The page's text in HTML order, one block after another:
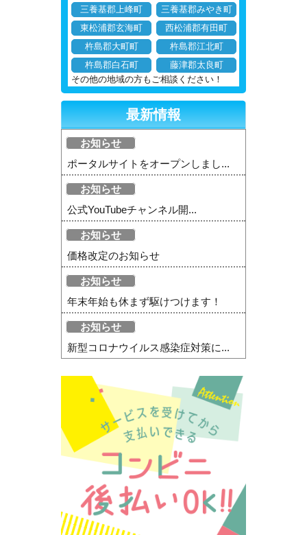
三養基郡上峰町
三養基郡みやき町
東松浦郡玄海町
西松浦郡有田町
杵島郡大町町
杵島郡江北町
杵島郡白石町
藤津郡太良町
その他の地域の方もご相談ください！
最新情報
お知らせ
ポータルサイトをオープンしまし...
お知らせ
公式YouTubeチャンネル開...
お知らせ
価格改定のお知らせ
お知らせ
年末年始も休まず駆けつけます！
お知らせ
新型コロナウイルス感染症対策に...